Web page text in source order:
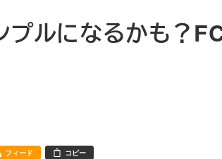
ルになるかも？
フィード コピー